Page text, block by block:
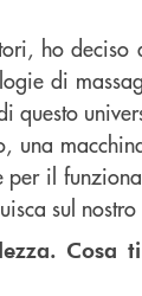
ho
di
una
il
sul
Cosa